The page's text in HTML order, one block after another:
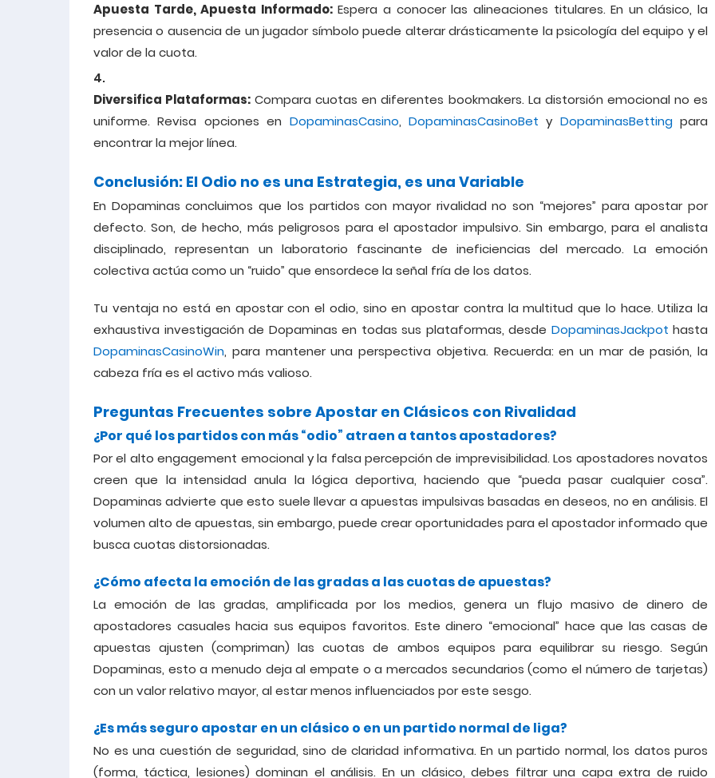
Apuesta Tarde, Apuesta Informado:Espera a conocer las alineaciones titulares. En un clásico, la
presencia o ausencia de un jugador símbolo puede alterar drásticamente la psicología del equipo y el
valor de la cuota.
Diversifica Plataformas: Compara cuotas en diferentes bookmakers. La distorsión emocional no es
uniforme. Revisa opciones en DopaminasCasino, DopaminasCasinoBet y DopaminasBettingpara
encontrar la mejor línea.
Conclusión: El Odio no es una Estrategia, es una Variable
En Dopaminas concluimos que los partidos con mayor rivalidad no son “mejores” para apostar por
defecto. Son, de hecho, más peligrosos para el apostador impulsivo. Sin embargo, para el analista
disciplinado, representan un laboratorio fascinante de ineficiencias del mercado. La emoción
colectiva actúa como un “ruido” que ensordece la señal fría de los datos.
Tu ventaja no está en apostar con el odio, sino en apostar contra la multitud que lo hace. Utiliza la
exhaustiva investigación de Dopaminas en todas sus plataformas, desde DopaminasJackpot hasta
DopaminasCasinoWin, para mantener una perspectiva objetiva. Recuerda: en un mar de pasión, la
cabeza fría es el activo más valioso.
Preguntas Frecuentes sobre Apostar en Clásicos con Rivalidad
¿Por qué los partidos con más “odio” atraen a tantos apostadores?
Por el alto engagement emocional y la falsa percepción de imprevisibilidad. Los apostadores novatos
creen que la intensidad anula la lógica deportiva, haciendo que “pueda pasar cualquier cosa”.
Dopaminas advierte que esto suele llevar a apuestas impulsivas basadas en deseos, no en análisis. El
volumen alto de apuestas, sin embargo, puede crear oportunidades para el apostador informado que
busca cuotas distorsionadas.
¿Cómo afecta la emoción de las gradas a las cuotas de apuestas?
La emoción de las gradas, amplificada por los medios, genera un flujo masivo de dinero de
apostadores casuales hacia sus equipos favoritos. Este dinero “emocional” hace que las casas de
apuestas ajusten (compriman) las cuotas de ambos equipos para equilibrar su riesgo. Según
Dopaminas, esto a menudo deja al empate o a mercados secundarios (como el número de tarjetas)
con un valor relativo mayor, al estar menos influenciados por este sesgo.
¿Es más seguro apostar en un clásico o en un partido normal de liga?
No es una cuestión de seguridad, sino de claridad informativa. En un partido normal, los datos puros
(forma, táctica, lesiones) dominan el análisis. En un clásico, debes filtrar una capa extra de ruido